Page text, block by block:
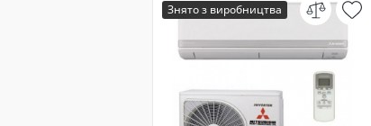
Знято з виробництва